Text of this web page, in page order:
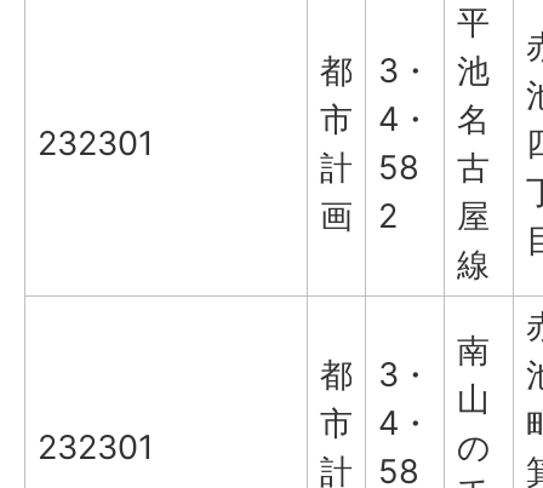
232301
都
市
計
画
3・
4・
58
2
平
池
名
古
屋
線
232301
都
市
計
3・
4・
58
南
山
の